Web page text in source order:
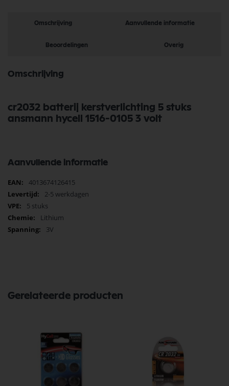
Omschrijving Aanvullende informatie
Beoordelingen Overig
Omschrijving
cr2032 batterij kerstverlichting 5 stuks
ansmann hycell 1516-0105 3 volt
Aanvullende informatie
Meer
informatie
4013674126415
2-5 werkdagen
5 stuks
Lithium
3V
Gerelateerde producten